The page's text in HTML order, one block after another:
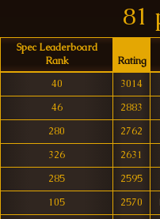
81
Spec Leaderboard
Rank
Rating
40
3014
46
2883
280
2762
326
2631
285
2595
105
2570